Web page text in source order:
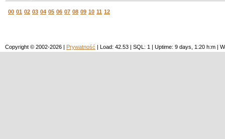
00 01 02 03 04 05 06 07 08 09 10 11 12
Copyright © 2002-2026 | Prywatność | Load: 42.53 | SQL: 1 | Uptime: 9 days, 1:20 h:m |